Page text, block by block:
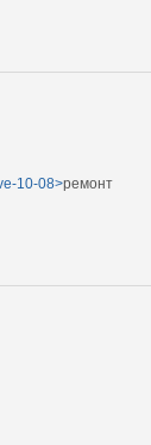
10-08>ремонт